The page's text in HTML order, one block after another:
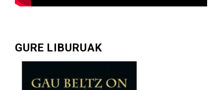
GURE LIBURUAK